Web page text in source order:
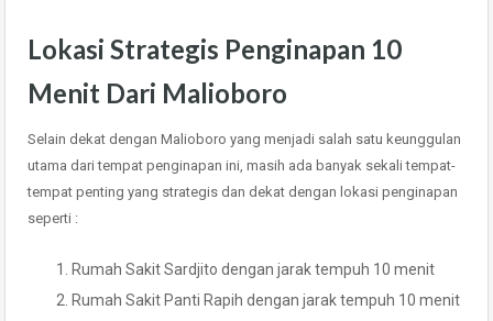
Lokasi Strategis Penginapan 10
Menit Dari Malioboro
Selain dekat dengan Malioboro yang menjadi salah satu keunggulan
utama dari tempat penginapan ini, masih ada banyak sekali tempat-
tempat penting yang strategis dan dekat dengan lokasi penginapan
seperti :
Rumah Sakit Sardjito dengan jarak tempuh 10 menit
Rumah Sakit Panti Rapih dengan jarak tempuh 10 menit